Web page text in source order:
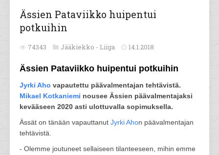
Ässien Pataviikko huipentui
potkuihin
74343 Jääkiekko - Liiga 14.1.2018
Ässien Pataviikko huipentui potkuihin
Jyrki Aho vapautettu päävalmentajan tehtävistä.
Mikael Kotkaniemi nousee Ässien päävalmentajaksi
kevääseen 2020 asti ulottuvalla sopimuksella.
Ässät on tänään vapauttanut Jyrki Ahon päävalmentajan
tehtävistä.
- Olemme joutuneet sellaiseen tilanteeseen, mihin emme